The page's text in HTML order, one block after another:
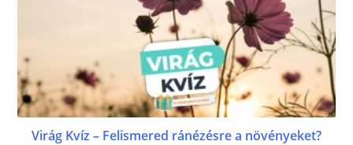
Virág Kvíz – Felismered ránézésre a növényeket?